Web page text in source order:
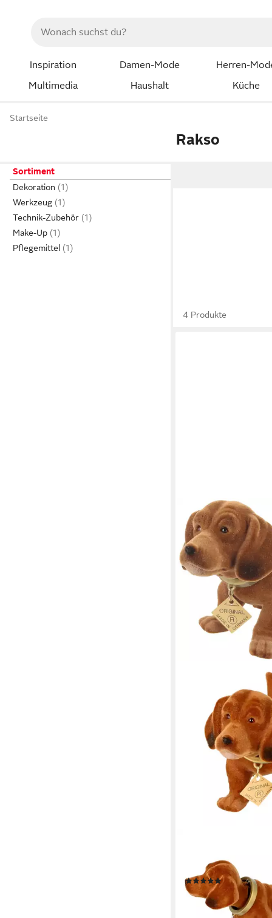
Inspiration Damen-Mode Herren-
Multimedia
Haushalt Küche
Startseite
Rakso
Sortiment
Dekoration
Werkzeug
Technik-Zubehör
Make-Up
Pflegemittel
4 Produkte
ca. 20x10cm, das
(9)
23,65 €
lieferbar - in 3-4